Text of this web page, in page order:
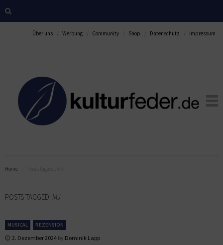
Über uns Werbung Community Shop Datenschutz Impressum
Home
POSTS TAGGED: MJ
MUSICAL REZENSION
2. Dezember 2024 by Dominik Lapp